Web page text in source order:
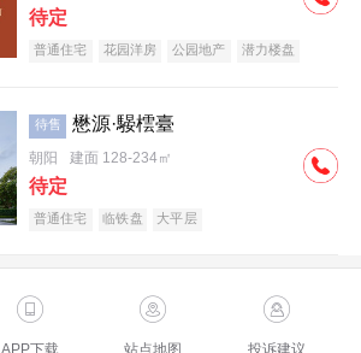
待定
普通住宅 花园洋房 公园地产
潜力楼盘
待售 懋源·騴橒臺
朝阳 建面 128-234㎡
待定
普通住宅 临铁盘 大平层
APP下载 站点地图 投诉建议